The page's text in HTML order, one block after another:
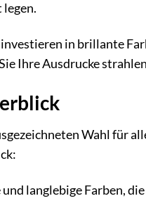
in brillante
Ihre Ausdrucke
Wahl für
langlebige Farben,